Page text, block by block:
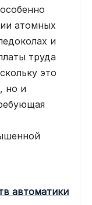
атомных
и
труда
это
но и
автоматики